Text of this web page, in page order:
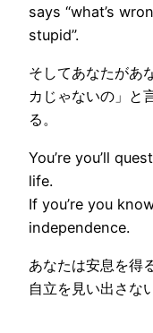
says “what’s
stupid”.
そしてあなたがあ
カじゃないの」と
る。
You’re you’ll
life.
If you’re you
independence.
あなたは安息を得
自立を見い出さな